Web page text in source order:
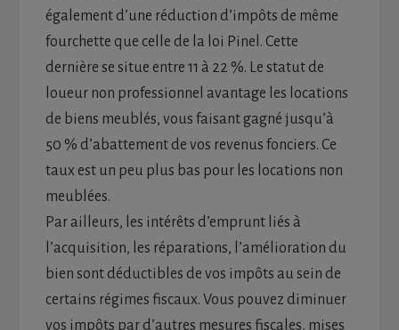
également d’une réduction d’impôts de même
fourchette que celle de la loi Pinel. Cette
dernière se situe entre 11 à 22 %. Le statut de
loueur non professionnel avantage les locations
de biens meublés, vous faisant gagné jusqu’à
50 % d’abattement de vos revenus fonciers. Ce
taux est un peu plus bas pour les locations non
meublées.
Par ailleurs, les intérêts d’emprunt liés à
l’acquisition, les réparations, l’amélioration du
bien sont déductibles de vos impôts au sein de
certains régimes fiscaux. Vous pouvez diminuer
vos impôts par d’autres mesures fiscales, mises